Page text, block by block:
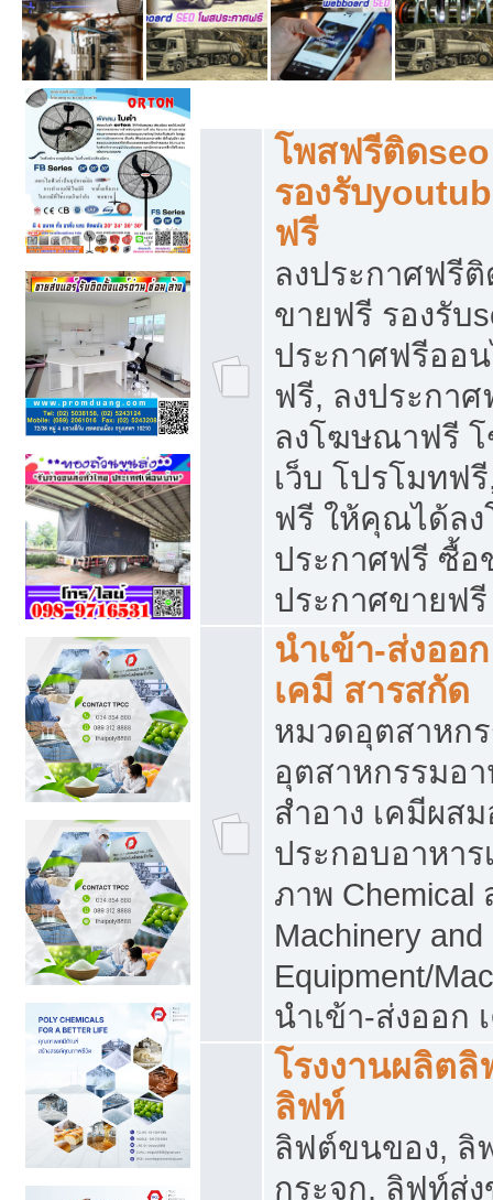
โพสฟรีติด
รองรับ
ฟรี
ลงประกาศฟรีติ
ขายฟรี รองรับ
ประกาศฟรีออ
ฟรี, ลงประกา
ลงโฆษณาฟรี
เว็บ โปรโมทฟ
ฟรี ให้คุณได้ล
ประกาศฟรี ซื้อ
ประกาศขายฟรี
นำเข้า-ส่งออ
เคมี สารสกัด
หมวดอุตสาหก
อุตสาหกรรมอา
สำอาง เคมีผส
ประกอบอาหาร
ภาพ Chemical
Machinery
Equipment/
นำเข้า-ส่งออก
โรงงานผลิต
ลิฟท์
ลิฟต์ขนของ, ลิ
กระจก, ลิฟท์ส่